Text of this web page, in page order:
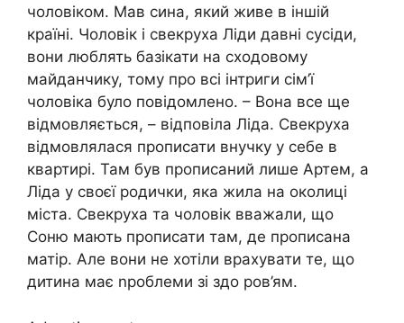
чоловіком. Мав сина, який живе в іншій
країні. Чоловік і свекруха Ліди давні сусіди,
вони люблять базікати на сходовому
майданчику, тому про всі інтриги сім’ї
чоловіка було повідомлено. – Вона все ще
відмовляється, – відповіла Ліда. Свекруха
відмовлялася прописати внучку у себе в
квартирі. Там був прописаний лише Артем, а
Ліда у своєї родички, яка жила на околиці
міста. Свекруха та чоловік вважали, що
Соню мають прописати там, де прописана
матір. Але вони не хотіли врахувати те, що
дитина має nроблеми зі здо ров’ям.